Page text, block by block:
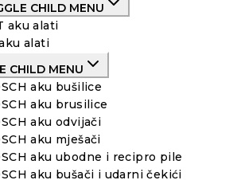
CHILD MENU
aku alati
alati
CHILD MENU
aku bušilice
aku brusilice
aku odvijači
aku mješači
aku ubodne i recipro pile
aku bušači i udarni čekići